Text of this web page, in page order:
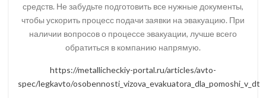
средств. Не забудьте подготовить все нужные документы,
чтобы ускорить процесс подачи заявки на эвакуацию. При
наличии вопросов о процессе эвакуации, лучше всего
обратиться в компанию напрямую.
https://metallicheckiy-portal.ru/articles/avto-
spec/legkavto/osobennosti_vizova_evakuatora_dla_pomoshi_v_dtp